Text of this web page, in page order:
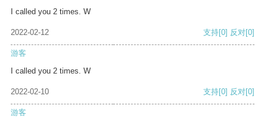
I called you 2 times. W
2022-02-12 支持[0] 反对[0]
游客
I called you 2 times. W
2022-02-10 支持[0] 反对[0]
游客